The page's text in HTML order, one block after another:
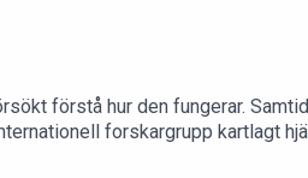
förstå hur den fungerar.
forskargrupp kartlagt
till.Foto: Ulf Sirborn.